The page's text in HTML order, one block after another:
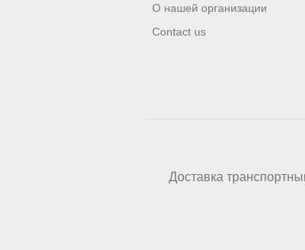
О нашей организации
Contact us
Доставка